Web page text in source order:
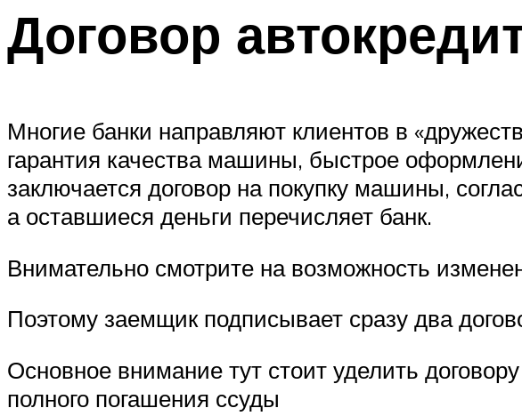
Договор
Многие банки направляют клиентов в
гарантия качества машины, быстрое
заключается договор на покупку машины,
а оставшиеся деньги перечисляет банк.
Внимательно смотрите на возможность
Поэтому заемщик подписывает сразу два
Основное внимание тут стоит уделить
полного погашения ссуды